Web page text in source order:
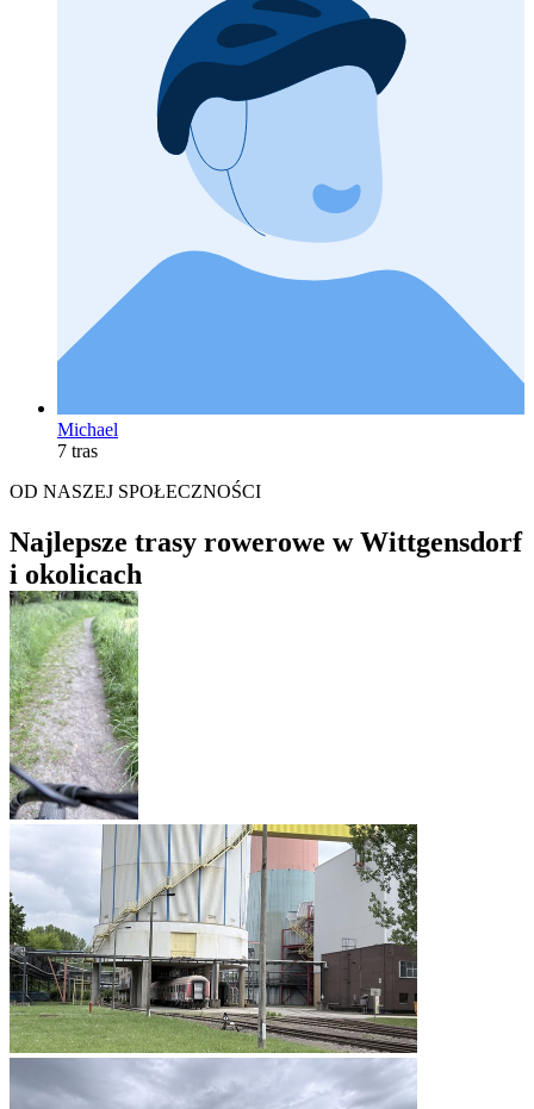
Michael
7 tras
OD NASZEJ SPOŁECZNOŚCI
Najlepsze trasy rowerowe w Wittgensdorf
i okolicach